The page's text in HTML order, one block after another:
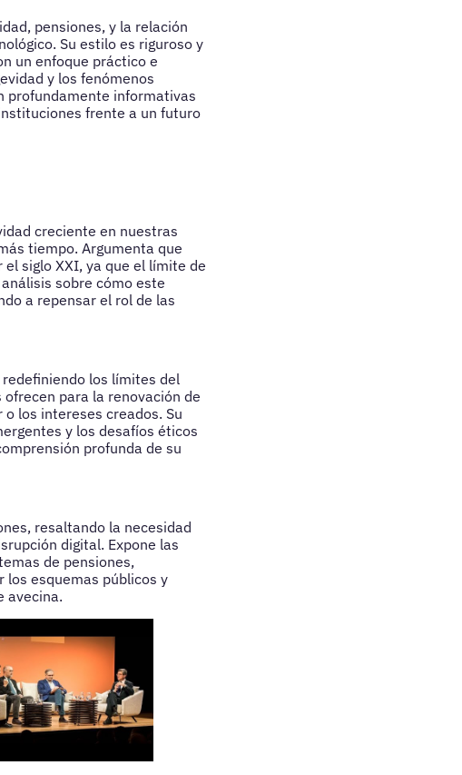
pensiones, y la relación
Su estilo es riguroso y
un enfoque práctico e
y los fenómenos
profundamente informativas
frente a un futuro
creciente en nuestras
tiempo. Argumenta que
siglo XXI, ya que el límite de
sobre cómo este
a repensar el rol de las
los límites del
para la renovación de
los intereses creados. Su
y los desafíos éticos
profunda de su
resaltando la necesidad
digital. Expone las
de pensiones,
los esquemas públicos y
avecina.